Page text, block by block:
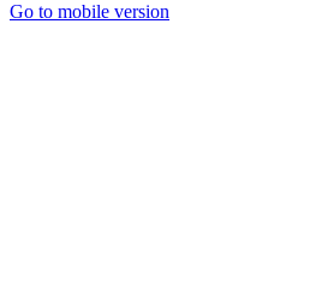
Go to mobile version